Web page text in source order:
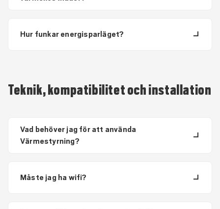
Hur funkar energisparläget?
Teknik, kompatibilitet och installation
Vad behöver jag för att använda
Värmestyrning?
Måste jag ha wifi?